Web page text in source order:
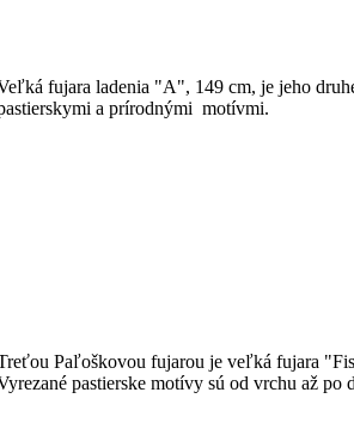
fujara ladenia "A", 149 cm, je jeho
a prírodnými motívmi.
Paľoškovou fujarou je veľká fujara
pastierske motívy sú od vrchu až po